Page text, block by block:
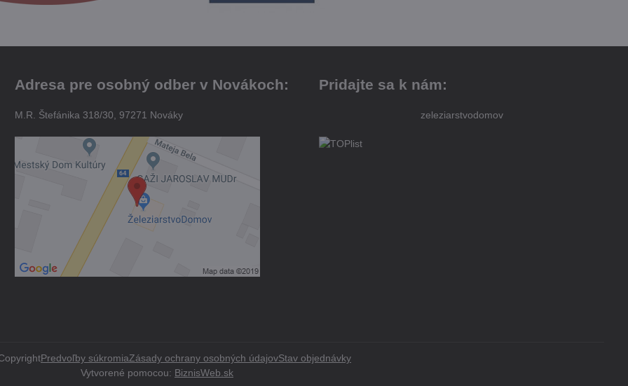
Adresa pre osobný odber v Novákoch:
M.R. Štefánika 318/30, 97271 Nováky
Pridajte sa k nám:
zeleziarstvodomov
Predvoľby súkromiaZásady ochrany osobných údajovStav objednávky
Vytvorené pomocou: BiznisWeb.sk